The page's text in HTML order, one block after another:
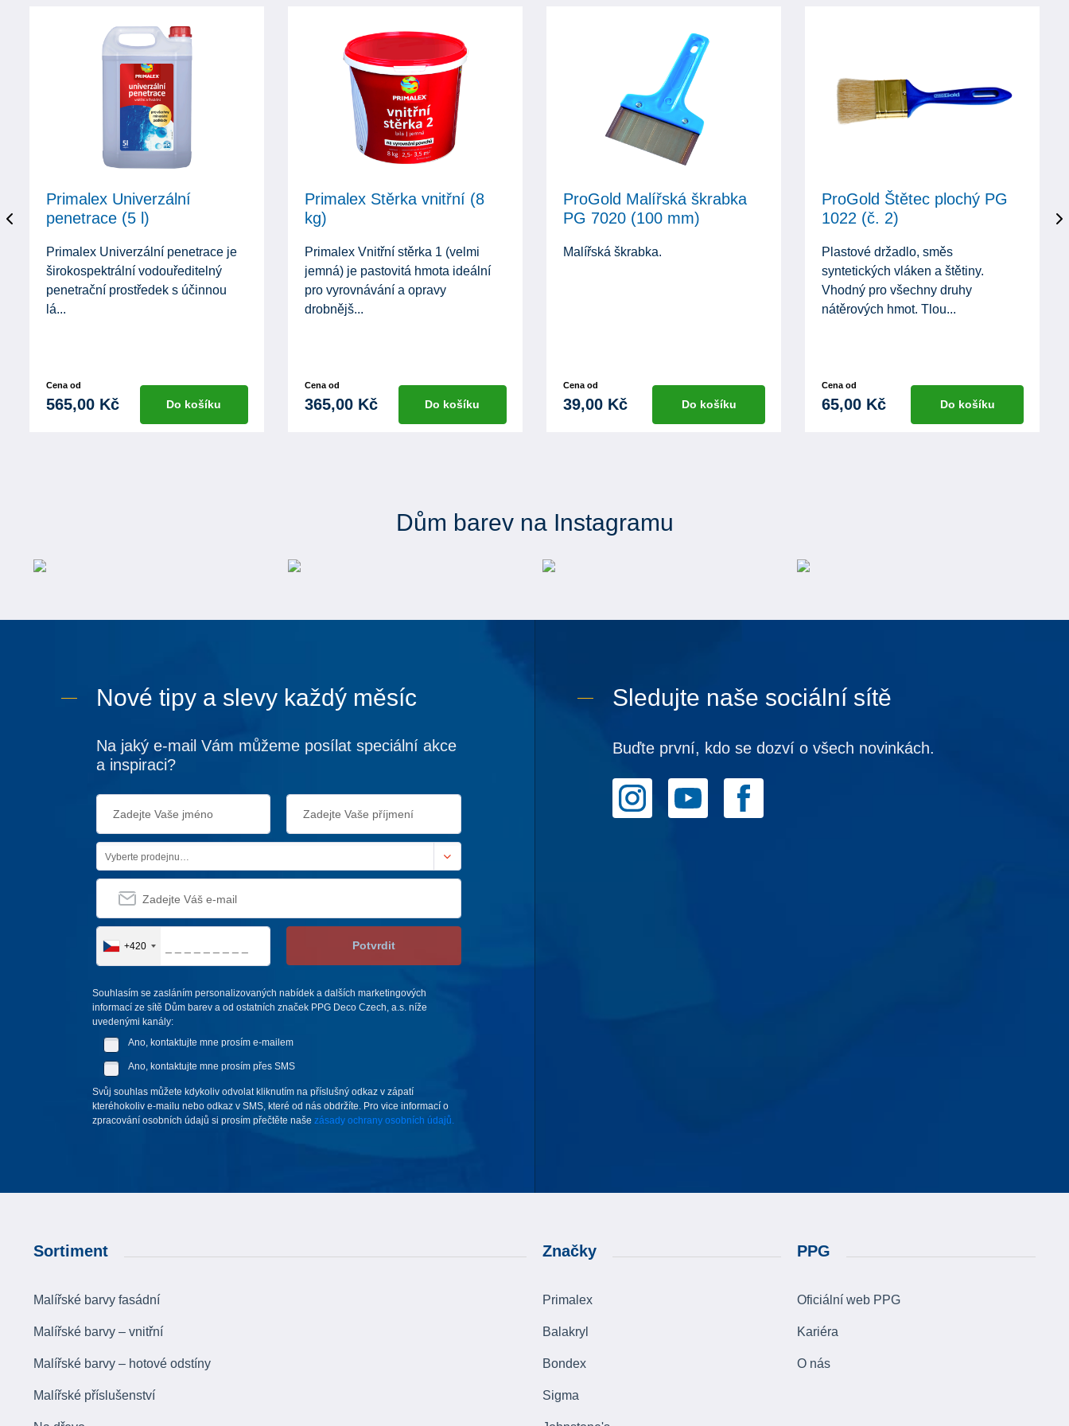
Primalex Univerzální
penetrace (5 l)
Primalex Univerzální penetrace je
širokospektrální vodouředitelný
penetrační prostředek s účinnou
lá...
Cena od
565,00 Kč Do košíku
Primalex Stěrka vnitřní (8
kg)
Primalex Vnitřní stěrka 1 (velmi
jemná) je pastovitá hmota ideální
pro vyrovnávání a opravy
drobnějš...
Cena od
365,00 Kč Do košíku
ProGold Malířská škrabka
PG 7020 (100 mm)
Malířská škrabka.
Cena od
39,00 Kč Do košíku
ProGold Štětec plochý PG
1022 (č. 2)
Plastové držadlo, směs
syntetických vláken a štětiny.
Vhodný pro všechny druhy
nátěrových hmot. Tlou...
Cena od
65,00 Kč Do košíku
Dům barev na Instagramu
Nové tipy a slevy každý měsíc
Na jaký e-mail Vám můžeme posílat speciální akce
a inspiraci?
Vyberte prodejnu…
+420 Potvrdit
Souhlasím se zasláním personalizovaných nabídek a dalších marketingových
informací ze sítě Dům barev a od ostatních značek PPG Deco Czech, a.s. níže
uvedenými kanály:
Ano, kontaktujte mne prosím e-mailem
Ano, kontaktujte mne prosím přes SMS
Svůj souhlas můžete kdykoliv odvolat kliknutím na příslušný odkaz v zápatí
kteréhokoliv e-mailu nebo odkaz v SMS, které od nás obdržíte. Pro vice informací o
zpracování osobních údajů si prosím přečtěte naše zásady ochrany osobních údajů.
Sledujte naše sociální sítě
Buďte první, kdo se dozví o všech novinkách.
Sortiment
Malířské barvy fasádní
Malířské barvy – vnitřní
Malířské barvy – hotové odstíny
Malířské příslušenství
Značky
Primalex
Balakryl
Bondex
Sigma
PPG
Oficiální web PPG
Kariéra
O nás